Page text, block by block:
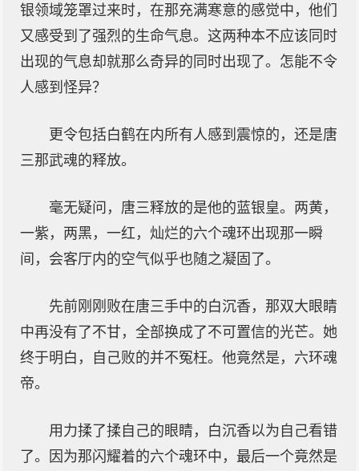
银领域笼罩过来时，在那充满寒意的感觉中，他们
又感受到了强烈的生命气息。这两种本不应该同时
出现的气息却就那么奇异的同时出现了。怎能不令
人感到怪异？
更令包括白鹤在内所有人感到震惊的，还是唐
三那武魂的释放。
毫无疑问，唐三释放的是他的蓝银皇。两黄，
一紫，两黑，一红，灿烂的六个魂环出现那一瞬
间，会客厅内的空气似乎也随之凝固了。
先前刚刚败在唐三手中的白沉香，那双大眼睛
中再没有了不甘，全部换成了不可置信的光芒。她
终于明白，自己败的并不冤枉。他竟然是，六环魂
帝。
用力揉了揉自己的眼睛，白沉香以为自己看错
了。因为那闪耀着的六个魂环中，最后一个竟然是